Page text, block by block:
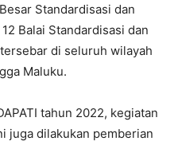
Standardisasi dan
Balai Standardisasi dan
di seluruh wilayah
Maluku.
tahun 2022, kegiatan
juga dilakukan pemberian